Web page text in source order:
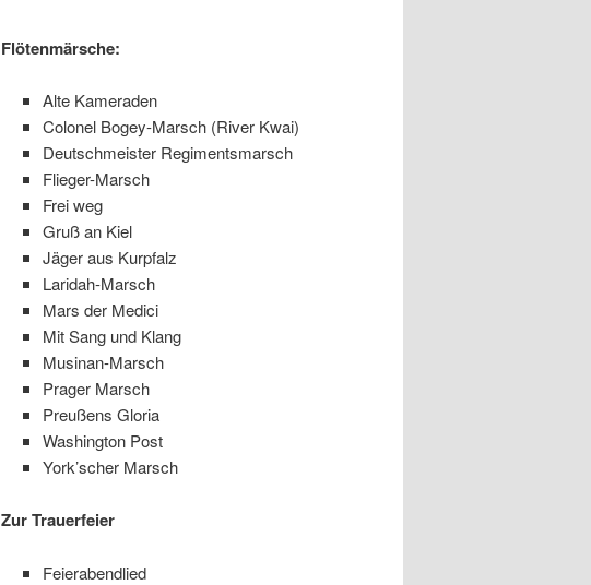
Flötenmärsche:
Alte Kameraden
Colonel Bogey-Marsch (River Kwai)
Deutschmeister Regimentsmarsch
Flieger-Marsch
Frei weg
Gruß an Kiel
Jäger aus Kurpfalz
Laridah-Marsch
Mars der Medici
Mit Sang und Klang
Musinan-Marsch
Prager Marsch
Preußens Gloria
Washington Post
York’scher Marsch
Zur Trauerfeier
Feierabendlied